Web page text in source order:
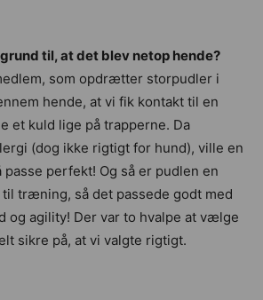
til, at det blev netop hende?
som opdrætter storpudler i
hende, at vi fik kontakt til en
et kuld lige på trapperne. Da
(dog ikke rigtigt for hund), ville en
perfekt! Og så er pudlen en
træning, så det passede godt med
og agility! Der var to hvalpe at vælge
sikre på, at vi valgte rigtigt.